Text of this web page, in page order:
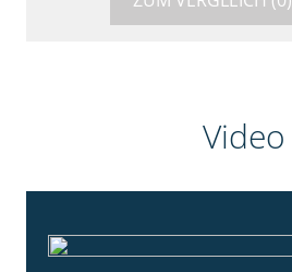
Video